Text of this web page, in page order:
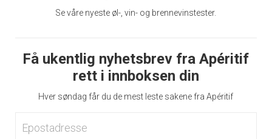
Se våre nyeste øl-, vin- og brennevinstester.
Få ukentlig nyhetsbrev fra Apéritif
rett i innboksen din
Hver søndag får du de mest leste sakene fra Apéritif